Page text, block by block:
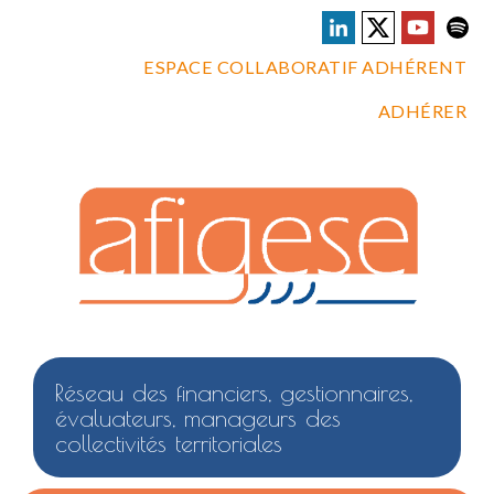
ESPACE COLLABORATIF ADHÉRENT
ADHÉRER
Réseau des financiers, gestionnaires,
évaluateurs, manageurs des
collectivités territoriales